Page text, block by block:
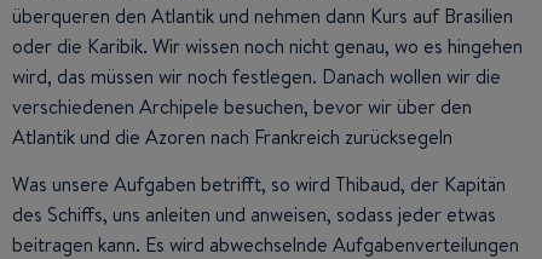
überqueren den Atlantik und nehmen dann Kurs auf Brasilien
oder die Karibik. Wir wissen noch nicht genau, wo es hingehen
wird, das müssen wir noch festlegen. Danach wollen wir die
verschiedenen Archipele besuchen, bevor wir über den
Atlantik und die Azoren nach Frankreich zurücksegeln
Was unsere Aufgaben betrifft, so wird Thibaud, der Kapitän
des Schiffs, uns anleiten und anweisen, sodass jeder etwas
beitragen kann. Es wird abwechselnde Aufgabenverteilungen